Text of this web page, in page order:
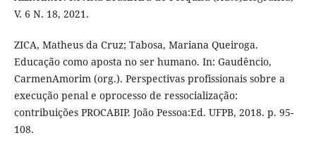
V. 6 N. 18, 2021.
ZICA, Matheus da Cruz; Tabosa, Mariana Queiroga.
Educação como aposta no ser humano. In: Gaudêncio,
CarmenAmorim (org.). Perspectivas profissionais sobre a
execução penal e oprocesso de ressocialização:
contribuições PROCABIP. João Pessoa:Ed. UFPB, 2018. p. 95-
108.